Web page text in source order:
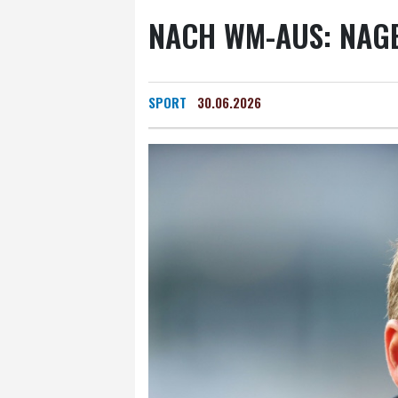
NACH WM-AUS:
SPORT 30.06.2026